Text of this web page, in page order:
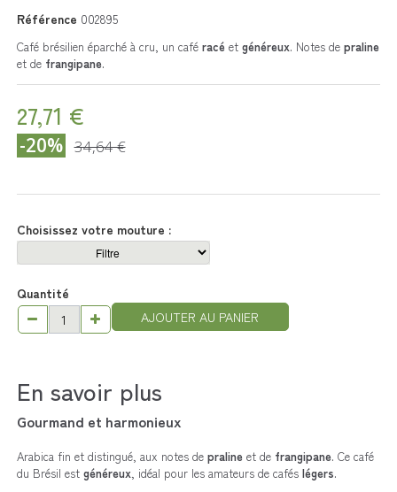
Référence 002895
Café brésilien éparché à cru, un café racéet généreux. Notes de praline
et de frangipane.
27,71 €
-20% 34,64 €
Choisissez votre mouture :
Quantité
AJOUTER AU PANIER
En savoir plus
Gourmand et harmonieux
Arabica fin et distingué, aux notes depralineet de frangipane. Ce café
du Brésil est généreux, idéal pour les amateurs de cafés légers.